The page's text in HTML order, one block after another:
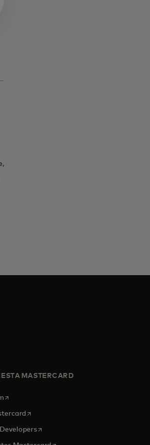
MASTERCARD
opens in a new tab
opens in a new tab
opens in a new tab